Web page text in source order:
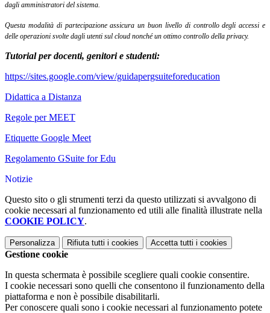
dagli amministratori del sistema.
Questa modalità di partecipazione assicura un buon livello di controllo degli accessi e
delle operazioni svolte dagli utenti sul cloud nonché un ottimo controllo della privacy.
Tutorial per docenti, genitori e studenti:
https://sites.google.com/view/guidapergsuiteforeducation
Didattica a Distanza
Regole per MEET
Etiquette Google Meet
Regolamento GSuite for Edu
Notizie
Questo sito o gli strumenti terzi da questo utilizzati si avvalgono di
cookie necessari al funzionamento ed utili alle finalità illustrate nella
COOKIE POLICY.
Personalizza Rifiuta tutti i cookies Accetta tutti i cookies
Gestione cookie
In questa schermata è possibile scegliere quali cookie consentire.
I cookie necessari sono quelli che consentono il funzionamento della
piattaforma e non è possibile disabilitarli.
Per conoscere quali sono i cookie necessari al funzionamento potete